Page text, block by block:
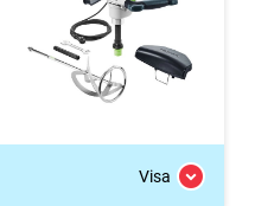
Visa